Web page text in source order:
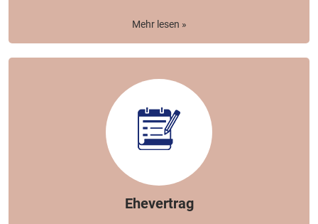
Mehr lesen »
Ehevertrag